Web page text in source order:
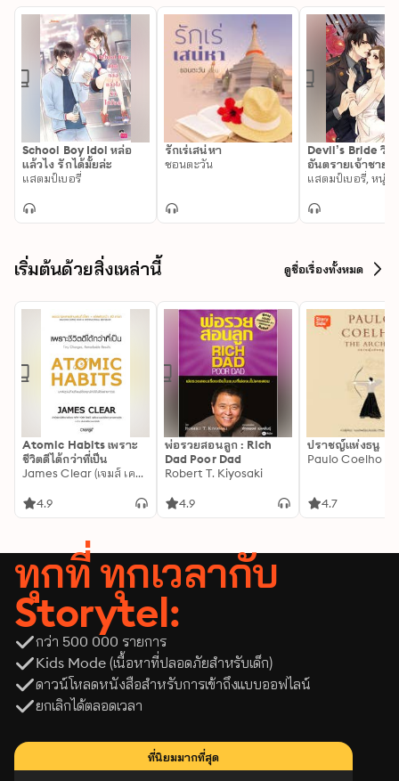
School Boy Idol หล่อ
แล้วไง รักได้มั้ยล่ะ
แสตมป์เบอรี่
รักเร่เสน่หา
ชอนตะวัน
Devil’s Bride วิก
อันตรายเจ้าชายปี
แสตมป์เบอรี่, หนุ่ม
เริ่มต้นด้วยสิ่งเหล่านี้ ดูชื่อเรื่องทั้งหมด
Atomic Habits เพราะ
ชีวิตดีได้กว่าที่เป็น
James Clear (เจมส์ เคลียร์)
4.9
พ่อรวยสอนลูก : Rich
Dad Poor Dad
Robert T. Kiyosaki
4.9
ปราชญ์แห่งธนู
Paulo Coelho
4.7
ทุกที่ ทุกเวลากับ
Storytel:
กว่า 500 000 รายการ
Kids Mode (เนื้อหาที่ปลอดภัยสำหรับเด็ก)
ดาวน์โหลดหนังสือสำหรับการเข้าถึงแบบออฟไลน์
ยกเลิกได้ตลอดเวลา
ที่นิยมมากที่สุด